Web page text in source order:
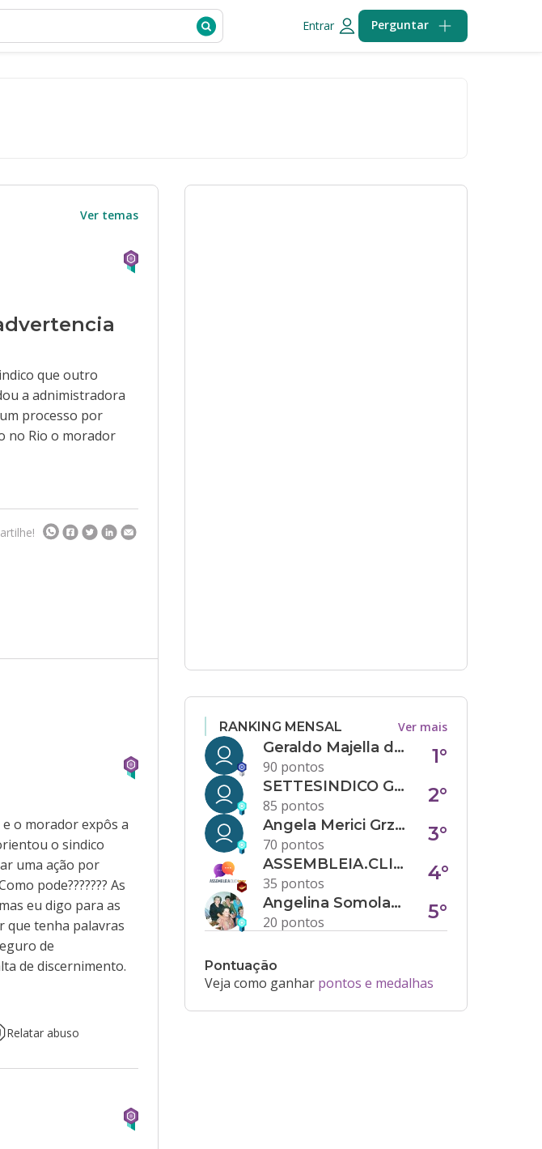
Entrar Perguntar
Ver temas
que outro
a adnimistradora
processo por
no Rio o morador
o morador expôs a
o sindico
uma ação por
pode??????? As
eu digo para as
que tenha palavras
de
de discernimento.
Relatar abuso
RANKING MENSAL Ver mais
Geraldo Majella da Silva
90 pontos
1°
SETTESINDICO GOVERNANÇA CONDOMINIAL
85 pontos
2°
Angela Merici Grzybowski
70 pontos
3°
ASSEMBLEIA.CLICK
35 pontos
4°
Angelina Somolanji R. Oliveira
20 pontos
5°
Pontuação
Veja como ganhar pontos e medalhas